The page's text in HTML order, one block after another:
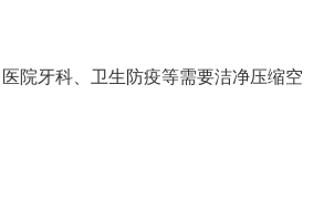
院牙科、卫生防疫等需要洁净压缩空